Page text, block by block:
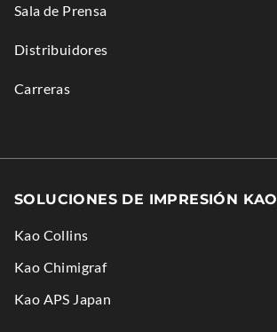
Sala de Prensa
Distribuidores
Carreras
SOLUCIONES DE IMPRESIÓN KAO
Kao Collins
Kao Chimigraf.
Kao APS Japan